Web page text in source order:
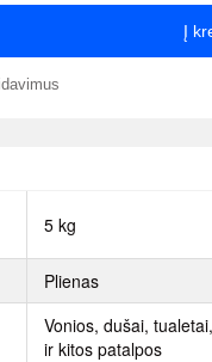
Į
5 kg
Plienas
Vonios, dušai,
ir kitos patalpos